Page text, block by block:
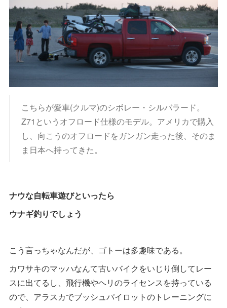
こちらが愛車(クルマ)のシボレー・シルバラード。
Z71というオフロード仕様のモデル。アメリカで購入
し、向こうのオフロードをガンガン走った後、そのま
ま日本へ持ってきた。
ナウな自転車遊びといったら
ウナギ釣りでしょう
こう言っちゃなんだが、ゴトーは多趣味である。
カワサキのマッハなんて古いバイクをいじり倒してレー
スに出てるし、飛行機やヘリのライセンスを持っている
ので、アラスカでブッシュパイロットのトレーニングに